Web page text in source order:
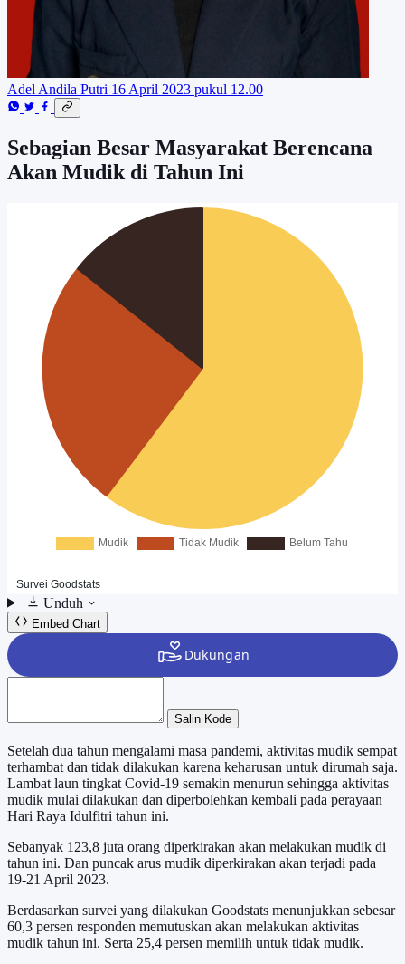
Adel Andila Putri 16 April 2023 pukul 12.00
Sebagian Besar Masyarakat Berencana
Akan Mudik di Tahun Ini
Unduh
Embed Chart
Salin Kode
Setelah dua tahun mengalami masa pandemi, aktivitas mudik sempat
terhambat dan tidak dilakukan karena keharusan untuk dirumah saja.
Lambat laun tingkat Covid-19 semakin menurun sehingga aktivitas
mudik mulai dilakukan dan diperbolehkan kembali pada perayaan
Hari Raya Idulfitri tahun ini.
Sebanyak 123,8 juta orang diperkirakan akan melakukan mudik di
tahun ini. Dan puncak arus mudik diperkirakan akan terjadi pada
19-21 April 2023.
Berdasarkan survei yang dilakukan Goodstats menunjukkan sebesar
60,3 persen responden memutuskan akan melakukan aktivitas
mudik tahun ini. Serta 25,4 persen memilih untuk tidak mudik.